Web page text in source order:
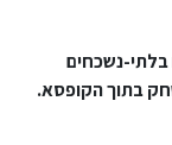
נשכחים
בתוך הקופסא.